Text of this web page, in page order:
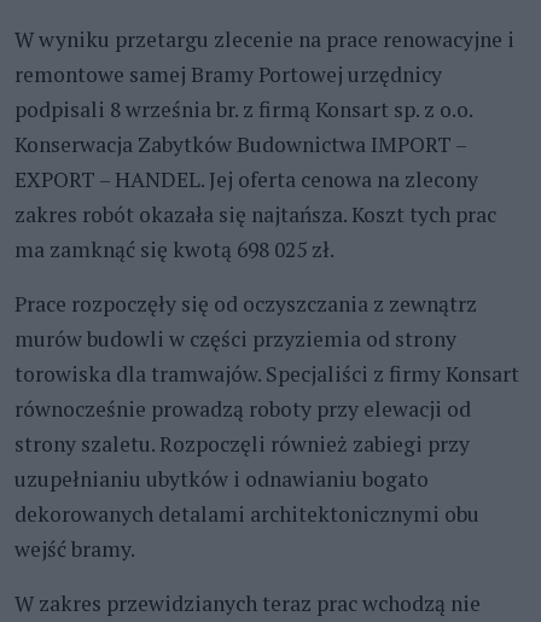
W wyniku przetargu zlecenie na prace renowacyjne i
remontowe samej Bramy Portowej urzędnicy
podpisali 8 września br. z firmą Konsart sp. z o.o.
Konserwacja Zabytków Budownictwa IMPORT –
EXPORT – HANDEL. Jej oferta cenowa na zlecony
zakres robót okazała się najtańsza. Koszt tych prac
ma zamknąć się kwotą 698 025 zł.
Prace rozpoczęły się od oczyszczania z zewnątrz
murów budowli w części przyziemia od strony
torowiska dla tramwajów. Specjaliści z firmy Konsart
równocześnie prowadzą roboty przy elewacji od
strony szaletu. Rozpoczęli również zabiegi przy
uzupełnianiu ubytków i odnawianiu bogato
dekorowanych detalami architektonicznymi obu
wejść bramy.
W zakres przewidzianych teraz prac wchodzą nie